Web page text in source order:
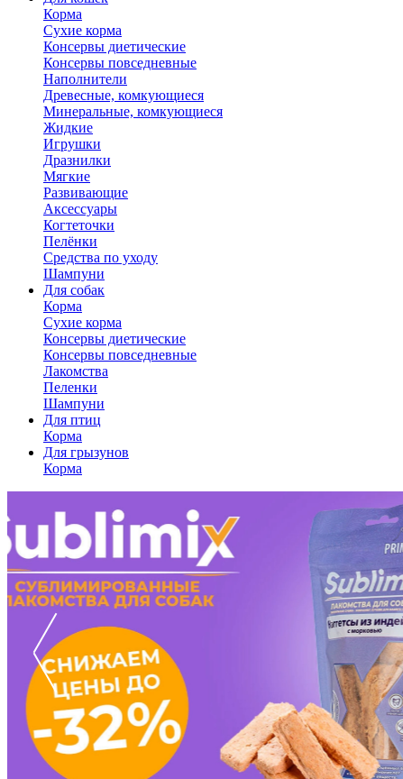
Корма
Сухие корма
Консервы диетические
Консервы повседневные
Наполнители
Древесные, комкующиеся
Минеральные, комкующиеся
Жидкие
Игрушки
Дразнилки
Мягкие
Развивающие
Аксессуары
Когтеточки
Пелёнки
Средства по уходу
Шампуни
Для собак
Корма
Сухие корма
Консервы диетические
Консервы повседневные
Лакомства
Пеленки
Шампуни
Для птиц
Корма
Для грызунов
Корма